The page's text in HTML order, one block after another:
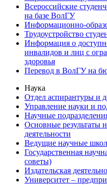
Всероссийские
на базе ВолГУ
Информационно-
Трудоустройство
Информация о
инвалидов и лиц с
здоровья
Перевод в ВолГУ на
Наука
Отдел аспирантуры и
Управление науки и
Научные
Основные результаты
деятельности
Ведущие научные
Государственная
советы)
Издательская
Университет –